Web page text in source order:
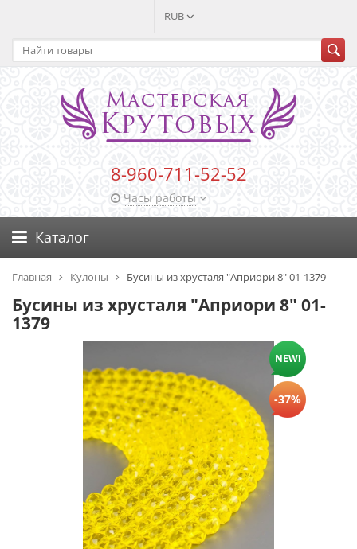
RUB
8-960-711-52-52
Часы работы
Каталог
Главная Кулоны Бусины из хрусталя "Априори 8" 01-1379
Бусины из хрусталя "Априори 8" 01-
1379
NEW!
-37%